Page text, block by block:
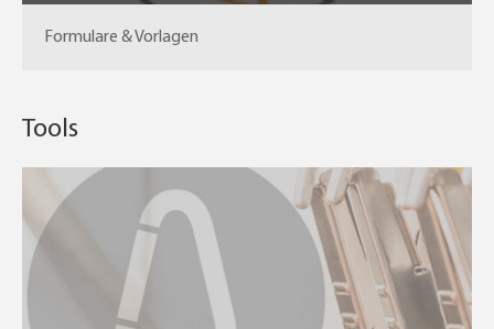
Formulare & Vorlagen
Tools